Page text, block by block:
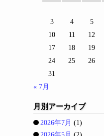
3
4 5
10
11 12
17
18 19
24
25 26
31
« 7月
月別アーカイブ
2026年7月 (1)